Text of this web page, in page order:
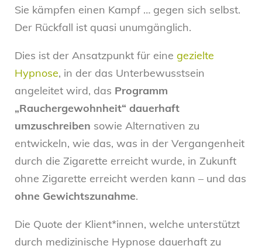
Sie kämpfen einen Kampf … gegen sich selbst.
Der Rückfall ist quasi unumgänglich.
Dies ist der Ansatzpunkt für eine gezielte
Hypnose, in der das Unterbewusstsein
angeleitet wird, das Programm
„Rauchergewohnheit“ dauerhaft
umzuschreiben sowie Alternativen zu
entwickeln, wie das, was in der Vergangenheit
durch die Zigarette erreicht wurde, in Zukunft
ohne Zigarette erreicht werden kann – und das
ohne Gewichtszunahme.
Die Quote der Klient*innen, welche unterstützt
durch medizinische Hypnose dauerhaft zu